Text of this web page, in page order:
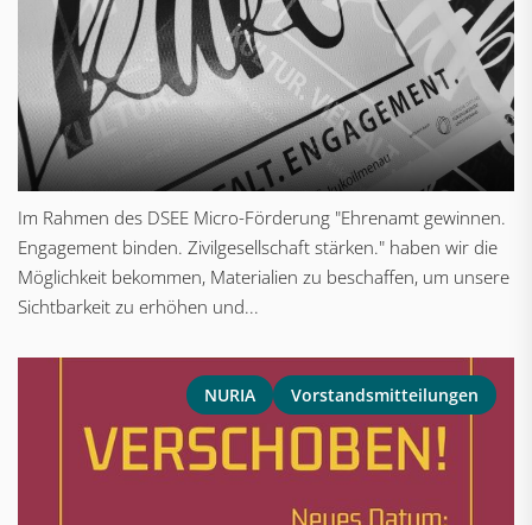
Im Rahmen des DSEE Micro-Förderung "Ehrenamt gewinnen.
Engagement binden. Zivilgesellschaft stärken." haben wir die
Möglichkeit bekommen, Materialien zu beschaffen, um unsere
Sichtbarkeit zu erhöhen und...
NURIA Vorstandsmitteilungen